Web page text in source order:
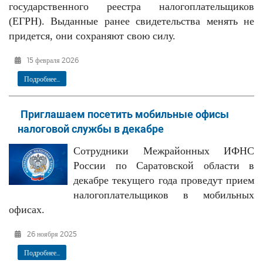
государственного реестра налогоплательщиков
(ЕГРН). Выданные ранее свидетельства менять не
придется, они сохраняют свою силу.
15 февраля 2026
Подробнее...
Приглашаем посетить мобильные офисы
налоговой службы в декабре
Сотрудники Межрайонных ИФНС
России по Саратовской области в
декабре текущего года проведут прием
налогоплательщиков в мобильных
офисах.
26 ноября 2025
Подробнее...